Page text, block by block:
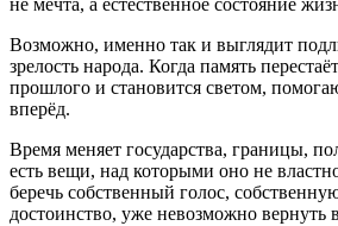
не мечта, а естественное состояние
Возможно, именно так и выглядит
зрелость народа. Когда память
прошлого и становится светом,
вперёд.
Время меняет государства, границы,
есть вещи, над которыми оно не
беречь собственный голос,
достоинство, уже невозможно вернуть